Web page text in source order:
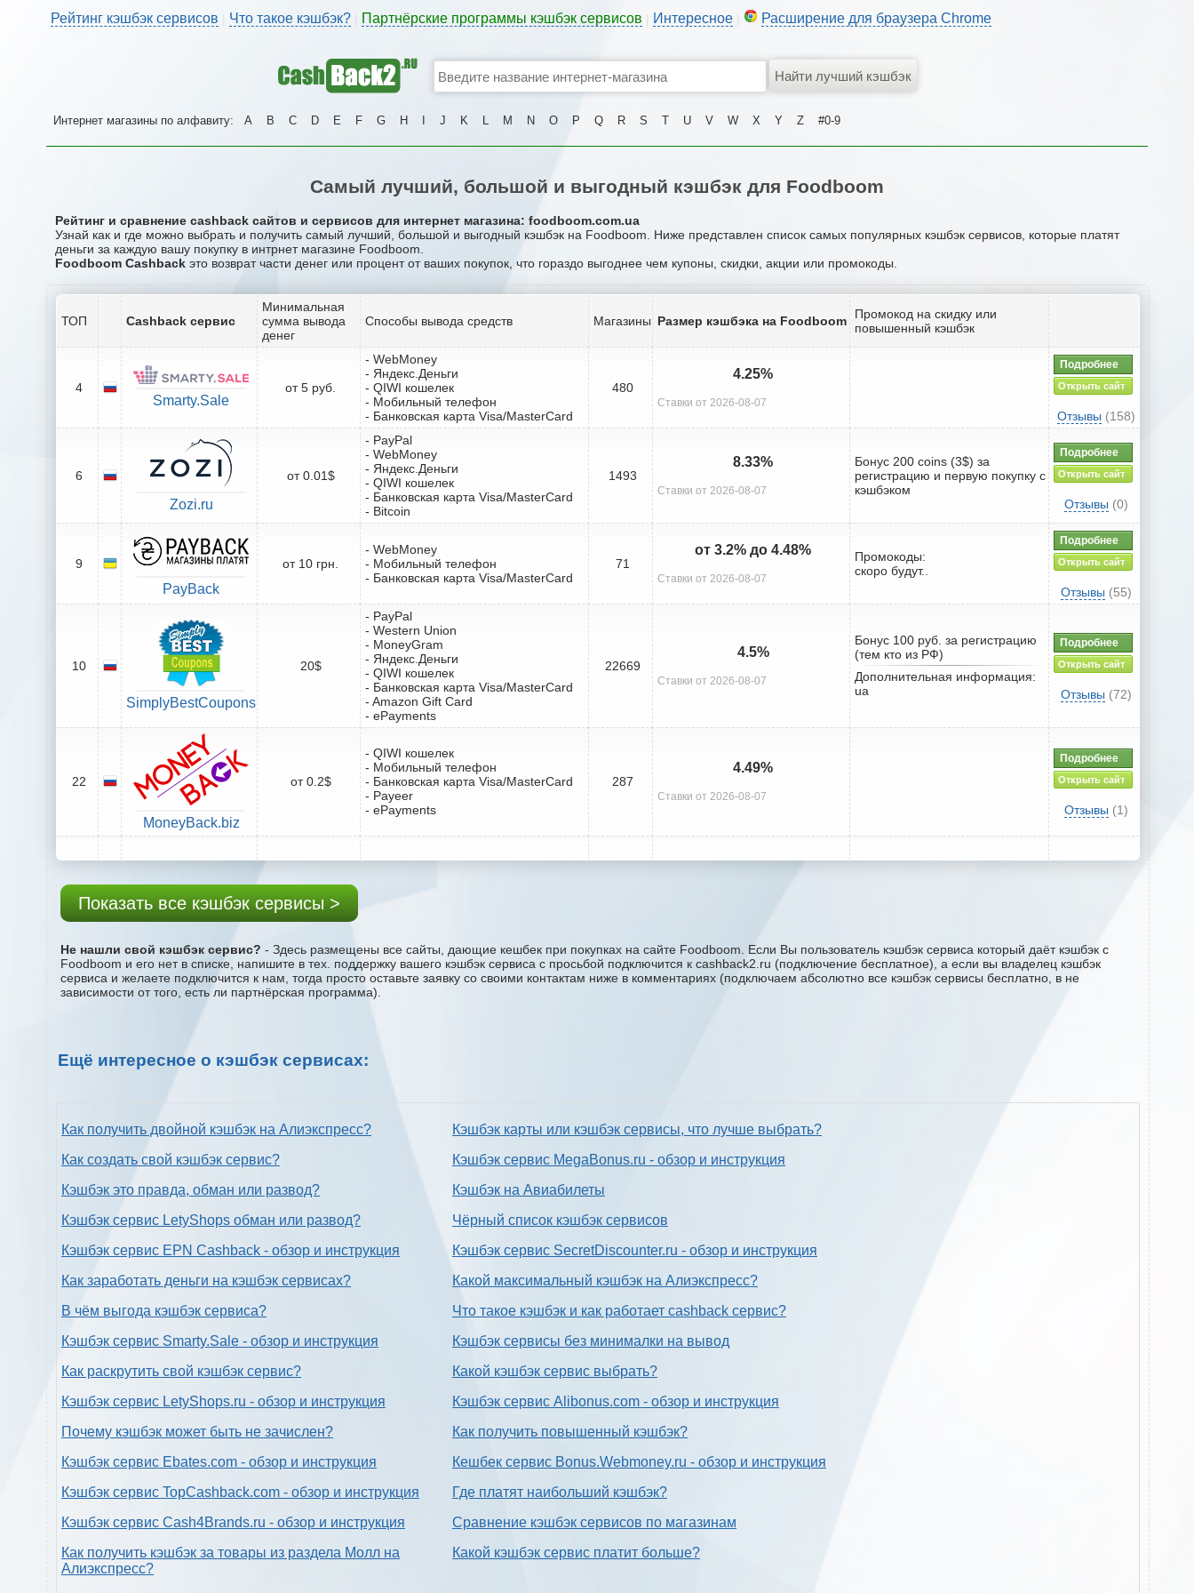
Рейтинг кэшбэк сервисов Что такое кэшбэк? Партнёрские программы кэшбэк сервисов Интересное Расширение для браузера Chrome
Интернет магазины по алфавиту: A B C D E F G H J K L M N O P Q R S T U V W X Y Z #0-9
Самый лучший, большой и выгодный кэшбэк для Foodboom
Рейтинг и сравнение cashback сайтов и сервисов для интернет магазина: foodboom.com.ua
Узнай как и где можно выбрать и получить самый лучший, большой и выгодный кэшбэк на Foodboom. Ниже представлен список самых популярных кэшбэк сервисов, которые платят
деньги за каждую вашу покупку в интрнет магазине Foodboom.
Foodboom Cashback это возврат части денег или процент от ваших покупок, что гораздо выгоднее чем купоны, скидки, акции или промокоды.
ТОП Cashback сервис
Минимальная
сумма вывода
денег
Способы вывода средств Магазины Размер кэшбэка на Foodboom
Промокод на скидку или
повышенный кэшбэк
4
Smarty.Sale
от 5 руб.
- WebMoney
- Яндекс.Деньги
- QIWI кошелек
- Мобильный телефон
- Банковская карта Visa/MasterCard
480
4.25%
Ставки от 2026-08-07
Подробнее
Открыть сайт
Отзывы (158)
6
Zozi.ru
от 0.01$
- PayPal
- WebMoney
- Яндекс.Деньги
- QIWI кошелек
- Банковская карта Visa/MasterCard
- Bitcoin
1493
8.33%
Ставки от 2026-08-07
Бонус 200 coins (3$) за
регистрацию и первую покупку с
кэшбэком
Подробнее
Открыть сайт
Отзывы (0)
9
PayBack
от 10 грн.
- WebMoney
- Мобильный телефон
- Банковская карта Visa/MasterCard
71
от 3.2% до 4.48%
Ставки от 2026-08-07
Промокоды:
скоро будут..
Подробнее
Открыть сайт
Отзывы (55)
10
SimplyBestCoupons
20$
- PayPal
- Western Union
- MoneyGram
- Яндекс.Деньги
- QIWI кошелек
- Банковская карта Visa/MasterCard
- Amazon Gift Card
- ePayments
22669
4.5%
Ставки от 2026-08-07
Бонус 100 руб. за регистрацию
(тем кто из РФ)
Дополнительная информация:
ua
Подробнее
Открыть сайт
Отзывы (72)
22
MoneyBack.biz
от 0.2$
- QIWI кошелек
- Мобильный телефон
- Банковская карта Visa/MasterCard
- Payeer
- ePayments
287
4.49%
Ставки от 2026-08-07
Подробнее
Открыть сайт
Отзывы (1)
Показать все кэшбэк сервисы >
Не нашли свой кэшбэк сервис? - Здесь размещены все сайты, дающие кешбек при покупках на сайте Foodboom. Если Вы пользователь кэшбэк сервиса который даёт кэшбэк с
Foodboom и его нет в списке, напишите в тех. поддержку вашего кэшбэк сервиса с проcьбой подключится к cashback2.ru (подключение бесплатное), а если вы владелец кэшбэк
сервиса и желаете подключится к нам, тогда просто оставьте заявку со своими контактам ниже в комментариях (подключаем абсолютно все кэшбэк сервисы бесплатно, в не
зависимости от того, есть ли партнёрская программа).
Ещё интересное о кэшбэк сервисах:
Как получить двойной кэшбэк на Алиэкспресс?
Как создать свой кэшбэк сервис?
Кэшбэк это правда, обман или развод?
Кэшбэк сервис LetyShops обман или развод?
Кэшбэк сервис EPN Cashback - обзор и инструкция
Как заработать деньги на кэшбэк сервисах?
В чём выгода кэшбэк сервиса?
Кэшбэк сервис Smarty.Sale - обзор и инструкция
Как раскрутить свой кэшбэк сервис?
Кэшбэк сервис LetyShops.ru - обзор и инструкция
Почему кэшбэк может быть не зачислен?
Кэшбэк сервис Ebates.com - обзор и инструкция
Кэшбэк сервис TopCashback.com - обзор и инструкция
Кэшбэк сервис Cash4Brands.ru - обзор и инструкция
Как получить кэшбэк за товары из раздела Молл на
Алиэкспресс?
Кэшбэк карты или кэшбэк сервисы, что лучше выбрать?
Кэшбэк сервис MegaBonus.ru - обзор и инструкция
Кэшбэк на Авиабилеты
Чёрный список кэшбэк сервисов
Кэшбэк сервис SecretDiscounter.ru - обзор и инструкция
Какой максимальный кэшбэк на Алиэкспресс?
Что такое кэшбэк и как работает cashback сервис?
Кэшбэк сервисы без минималки на вывод
Какой кэшбэк сервис выбрать?
Кэшбэк сервис Alibonus.com - обзор и инструкция
Как получить повышенный кэшбэк?
Кешбек сервис Bonus.Webmoney.ru - обзор и инструкция
Где платят наибольший кэшбэк?
Сравнение кэшбэк сервисов по магазинам
Какой кэшбэк сервис платит больше?